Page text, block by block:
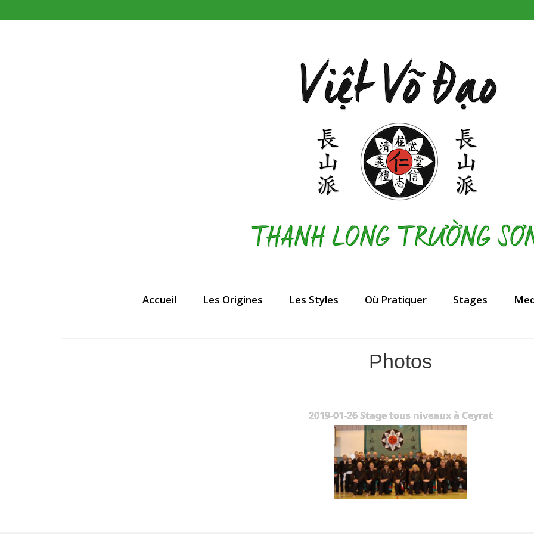
Accueil Les Origines Les Styles Où Pratiquer Stages
Photos
2019-01-26 Stage tous niveaux à Ceyrat